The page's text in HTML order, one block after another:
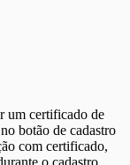
um certificado de
botão de cadastro
com certificado,
o cadastro.